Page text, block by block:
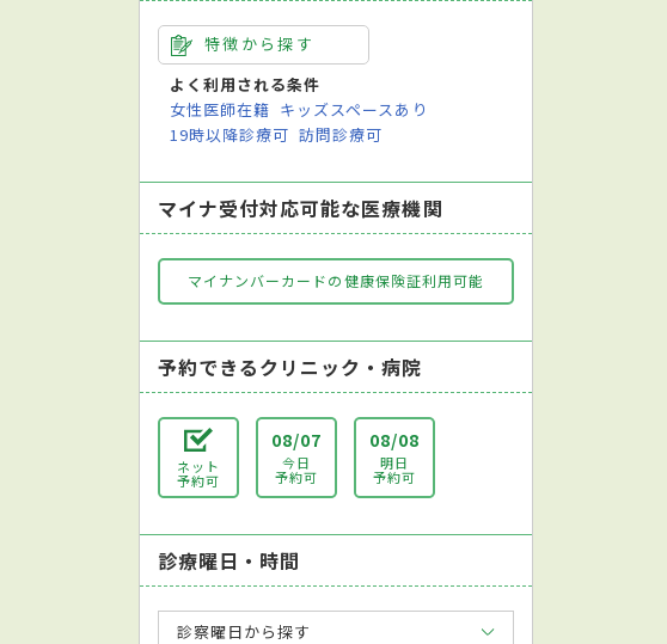
特徴から探す
よく利用される条件
女性医師在籍 キッズスペースあり
19時以降診療可 訪問診療可
マイナ受付対応可能な医療機関
マイナンバーカードの健康保険証利用可能
予約できるクリニック・病院
ネット
予約可
08/07
今日
予約可
08/08
明日
予約可
診療曜日・時間
診察曜日から探す